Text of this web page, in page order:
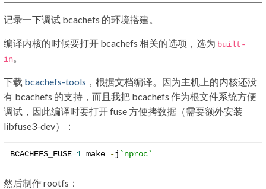
记录一下调试 bcachefs 的环境搭建。
编译内核的时候要打开 bcachefs 相关的选项，选为 built-
in。
下载 bcachefs-tools ，根据文档编译。因为主机上的内核还没
有 bcachefs 的支持，而且我把 bcachefs 作为根文件系统方便
调试，因此编译时要打开 fuse 方便拷数据（需要额外安装
libfuse3-dev）：
BCACHEFS_FUSE=1 make -j `nproc`
然后制作 rootfs：